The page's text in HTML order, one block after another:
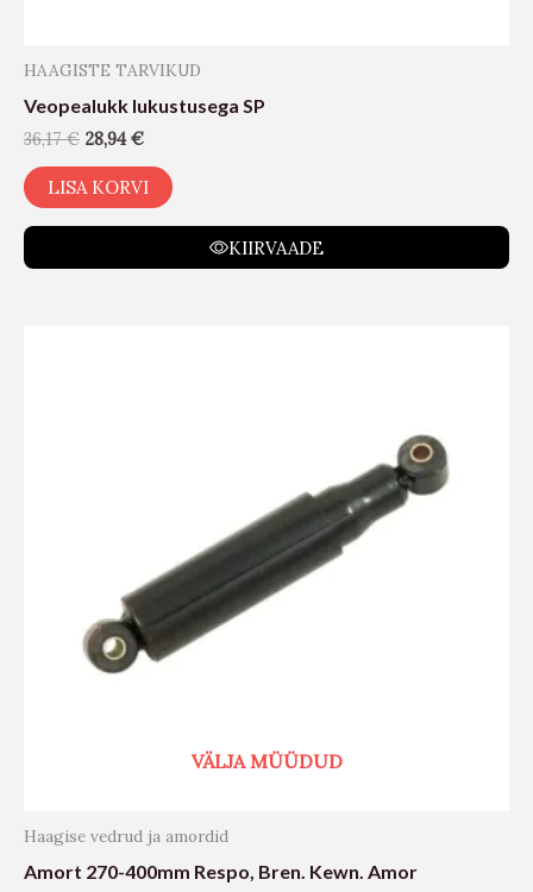
HAAGISTE TARVIKUD
Veopealukk lukustusega SP
36,17€ 28,94€
LISA KORVI
KIIRVAADE
VÄLJA MÜÜDUD
Haagise vedrud ja amordid
Amort 270-400mm Respo, Bren. Kewn. Amor